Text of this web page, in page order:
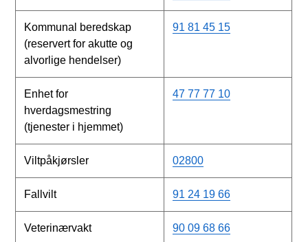
Kommunal beredskap
(reservert for akutte og
alvorlige hendelser)
91 81 45 15
Enhet for
hverdagsmestring
(tjenester i hjemmet)
47 77 77 10
Viltpåkjørsler 02800
Fallvilt 91 24 19 66
Veterinærvakt 90 09 68 66